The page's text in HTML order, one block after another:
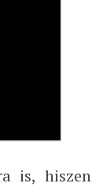
is, hiszen